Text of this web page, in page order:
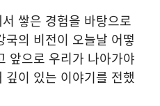
쌓은 경험을 바탕으로
의 비전이 오늘날 어떻
앞으로 우리가 나아가야
이 있는 이야기를 전했